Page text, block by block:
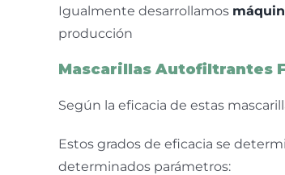
Igualmente desarrollamos
producción
Mascarillas Autofiltrantes
Según la eficacia de estas
Estos grados de eficacia se
determinados parámetros: